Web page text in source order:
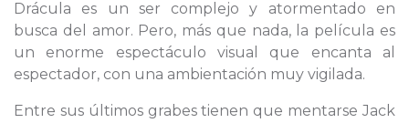
Drácula es un ser complejo y atormentado en
busca del amor. Pero, más que nada, la película es
un enorme espectáculo visual que encanta al
espectador, con una ambientación muy vigilada.
Entre sus últimos grabes tienen que mentarse Jack